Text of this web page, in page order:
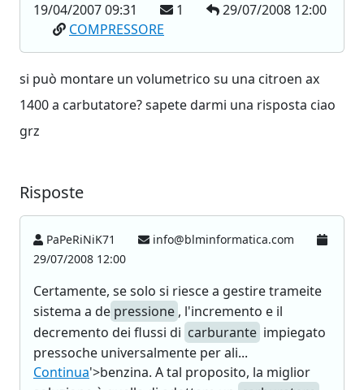
19/04/2007 09:31
1
29/07/2008 12:00
COMPRESSORE
si può montare un volumetrico su una citroen ax
1400 a carbutatore? sapete darmi una risposta ciao
grz
Risposte
PaPeRiNiK71
info@blminformatica.com
29/07/2008 12:00
Certamente, se solo si riesce a gestire trameite
sistema a de pressione , l'incremento e il
decremento dei flussi di carburante impiegato
pressoche universalmente per ali...
Continua'>benzina. A tal proposito, la miglior